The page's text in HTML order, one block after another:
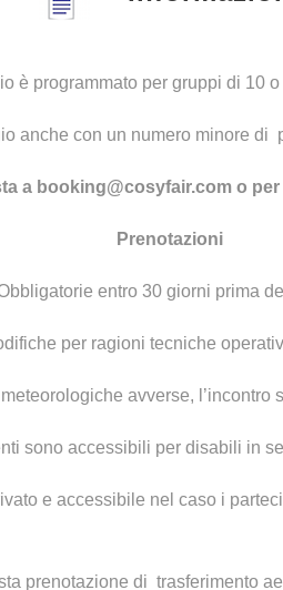
è programmato per gruppi di 10
anche con un numero minore di
a booking@cosyfair.com o per
Prenotazioni
entro 30 giorni prima
per ragioni tecniche
avverse, l’incontro
sono accessibili per disabili in
e accessibile nel caso i
prenotazione di trasferimento